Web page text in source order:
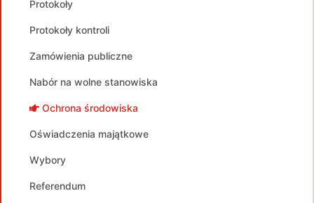
Protokoły
Protokoły kontroli
Zamówienia publiczne
Nabór na wolne stanowiska
Ochrona środowiska
Oświadczenia majątkowe
Wybory
Referendum